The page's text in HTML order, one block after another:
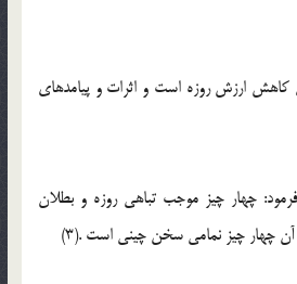
كاهش ارزش روزه است و اثرات و پیامدهاى
فرمود: چهار چیز موجب تباهى روزه و بطلان
چهار چیز نمامى سخن چینى است .(3)